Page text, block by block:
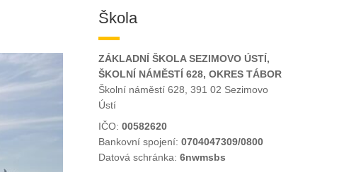
Škola
ZÁKLADNÍ ŠKOLA SEZIMOVO ÚSTÍ,
ŠKOLNÍ NÁMĚSTÍ 628, OKRES TÁBOR
Školní náměstí 628, 391 02 Sezimovo
Ústí
IČO: 00582620
Bankovní spojení: 0704047309/0800
Datová schránka: 6nwmsbs